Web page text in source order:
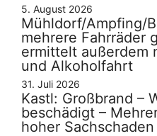
5. August 2026
Mühldorf/Ampfing/
mehrere Fahrräder
ermittelt außerdem
und Alkoholfahrt
31. Juli 2026
Kastl: Großbrand –
beschädigt –
hoher Sachschaden